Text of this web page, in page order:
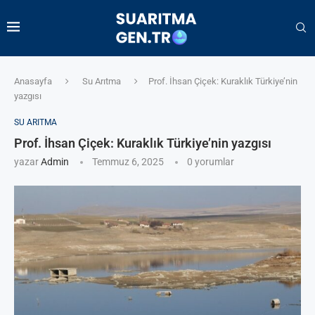
Anasayfa Su Arıtma
Prof. İhsan Çiçek: Kuraklık Türkiye’nin
yazgısı
SU ARITMA
Prof. İhsan Çiçek: Kuraklık Türkiye’nin yazgısı
yazarAdmin Temmuz 6, 2025 0 yorumlar